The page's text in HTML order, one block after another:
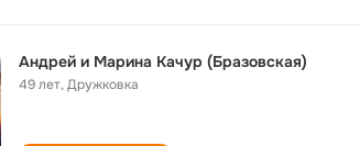
Андрей и Марина Качур (Бразовская)
49 лет,Дружковка